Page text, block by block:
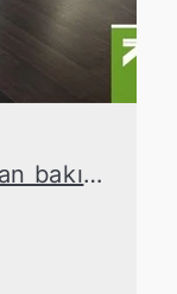
Sakin bir bölgede bulunan bakımlı 3 odalı daire